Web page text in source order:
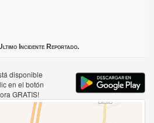
Incidente Reportado.
disponible
en el botón
GRATIS!